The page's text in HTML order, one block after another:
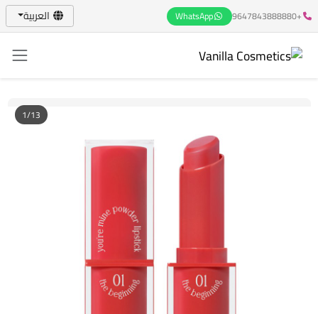
+9647843888880
WhatsApp العربية
1/13